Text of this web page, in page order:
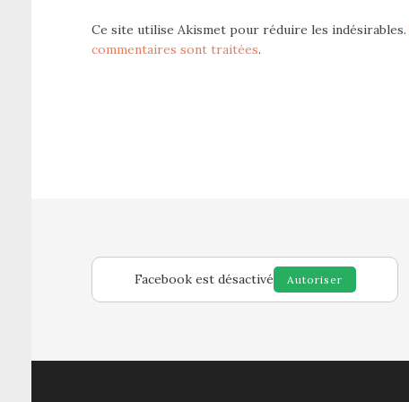
Ce site utilise Akismet pour réduire les indésirables.
commentaires sont traitées.
Facebook est désactivé Autoriser